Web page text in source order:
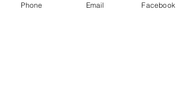
Phone Email Facebook